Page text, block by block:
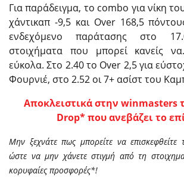
Για παράδειγμα, το combo για νίκη
χάντικαπ -9,5 και Over 168,5
ενδεχόμενο παράτασης στο
στοιχήματα που μπορεί κανείς
εύκολα. Στο 2.40 το Over 2,5 για
Φουρνιέ, στο 2.52 οι 7+ ασίστ του
Aποκλειστικά στην winmasters
Drop* που ανεβάζει το
Μην ξεχνάτε πως μπορείτε να επισκεφθείτε
ώστε να μην χάνετε στιγμή από τη
κορυφαίες προσφορές*!